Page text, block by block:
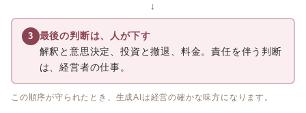
↓
3 最後の判断は、人が下す
解釈と意思決定、投資と撤退、料金。責任を伴う判断
は、経営者の仕事。
この順序が守られたとき、生成AIは経営の確かな味方になります。